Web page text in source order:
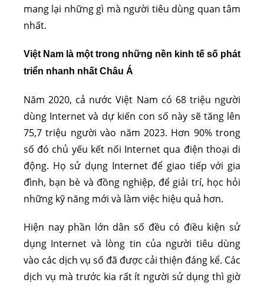
mang lại những gì mà người tiêu dùng quan tâm
nhất.
Việt Nam là một trong những nền kinh tế số phát
triển nhanh nhất Châu Á
Năm 2020, cả nước Việt Nam có 68 triệu người
dùng Internet và dự kiến con số này sẽ tăng lên
75,7 triệu người vào năm 2023. Hơn 90% trong
số đó chủ yếu kết nối Internet qua điện thoại di
động. Họ sử dụng Internet để giao tiếp với gia
đình, bạn bè và đồng nghiệp, để giải trí, học hỏi
những kỹ năng mới và làm việc hiệu quả hơn.
Hiện nay phần lớn dân số đều có điều kiện sử
dụng Internet và lòng tin của người tiêu dùng
vào các dịch vụ số đã được cải thiện đáng kể. Các
dịch vụ mà trước kia rất ít người sử dụng thì giờ